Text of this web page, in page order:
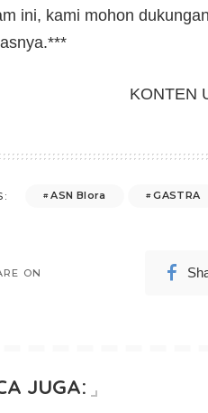
ini, kami mohon
KONTEN
ASN Blora GASTRA
ON
JUGA: